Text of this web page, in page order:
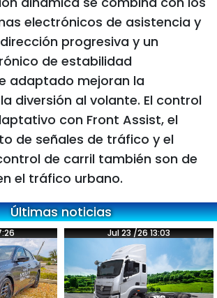
electrónicos de asistencia y
progresiva y un
de estabilidad
adaptado mejoran la
diversión al volante. El control
con Front Assist, el
de señales de tráfico y el
de carril también son de
el tráfico urbano.
Últimas noticias
Jul 23 /26 13:03